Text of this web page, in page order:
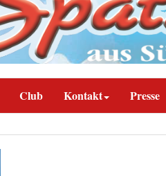
Club Kontakt Presse